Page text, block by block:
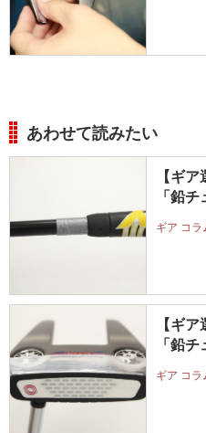
あわせて読みたい
【ギ
「鉛
ギア コラ
【ギ
「鉛
ギア コラ